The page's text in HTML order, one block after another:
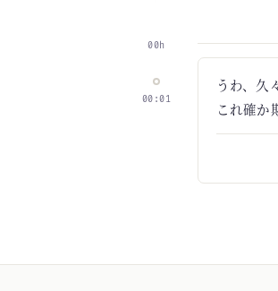
00h
00:01
うわ、久
これ確か